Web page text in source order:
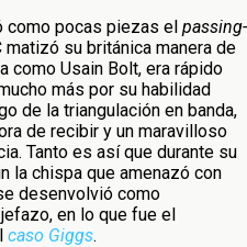
como pocas piezas el passing-
su británica manera de
como Usain Bolt, era rápido
más por su habilidad
de la triangulación en banda,
de recibir y un maravilloso
Tanto es así que durante su
la chispa que amenazó con
desenvolvió como
en lo que fue el
caso Giggs.